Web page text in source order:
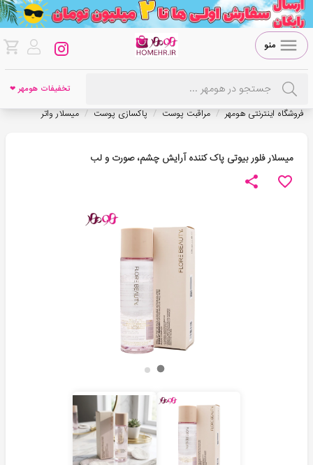
منو
تخفیفات هومهر ❤
فروشگاه اینترنتی هومهر / مراقبت پوست / پاکسازی پوست / میسلار واتر
میسلار فلور بیوتی پاک کننده آرایش چشم، صورت و لب